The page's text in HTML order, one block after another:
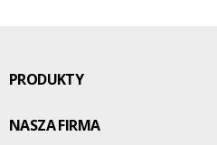
PRODUKTY
NASZA FIRMA